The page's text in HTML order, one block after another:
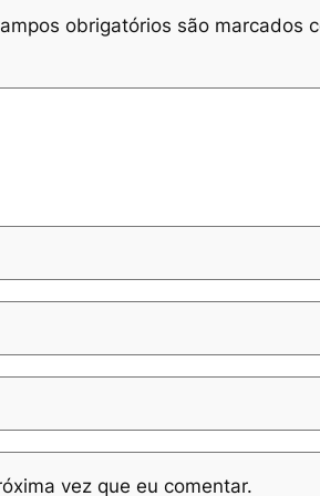
obrigatórios são marcados
vez que eu comentar.